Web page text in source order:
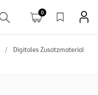
0
/
Digitales Zusatzmaterial